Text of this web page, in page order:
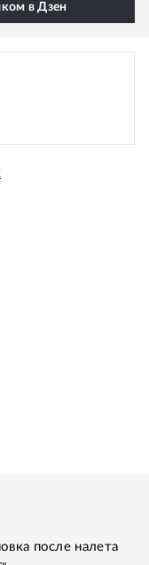
в Дзен
после налета